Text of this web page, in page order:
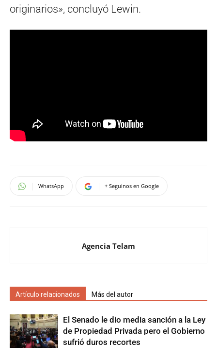
originarios», concluyó Lewin.
WhatsApp + Seguinos en Google
Agencia Telam
Artículo relacionados Más del autor
El Senado le dio media sanción a la Ley
de Propiedad Privada pero el Gobierno
sufrió duros recortes